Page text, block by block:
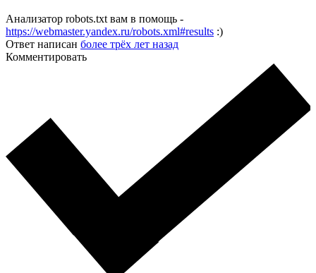
Анализатор robots.txt вам в помощь -
https://webmaster.yandex.ru/robots.xml#results :)
Ответ написан более трёх лет назад
Комментировать